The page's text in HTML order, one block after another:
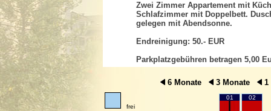
Zwei Zimmer Appartement mit
Schlafzimmer mit Doppelbett.
gelegen mit Abendsonne.
Endreinigung: 50.- EUR
Parkplatzgebühren betragen 5,00
6 Monate 3 Monate 1
frei
01 02